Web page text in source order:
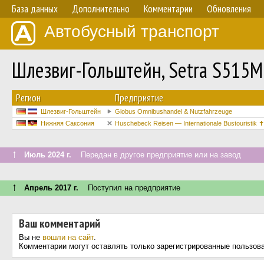
База данных Дополнительно Комментарии Обновления
Автобусный транспорт
Шлезвиг-Гольштейн, Setra
Регион Предприятие
Шлезвиг-Гольштейн
Globus Omnibushandel & Nutzfahrzeuge
Нижняя Саксония
Huschebeck Reisen — Internationale Bustouristik ✝
↑ Июль 2024 г. Передан в другое предприятие или на завод
↑ Апрель 2017 г. Поступил на предприятие
Ваш комментарий
Вы не вошли на сайт.
Комментарии могут оставлять только зарегистрированные